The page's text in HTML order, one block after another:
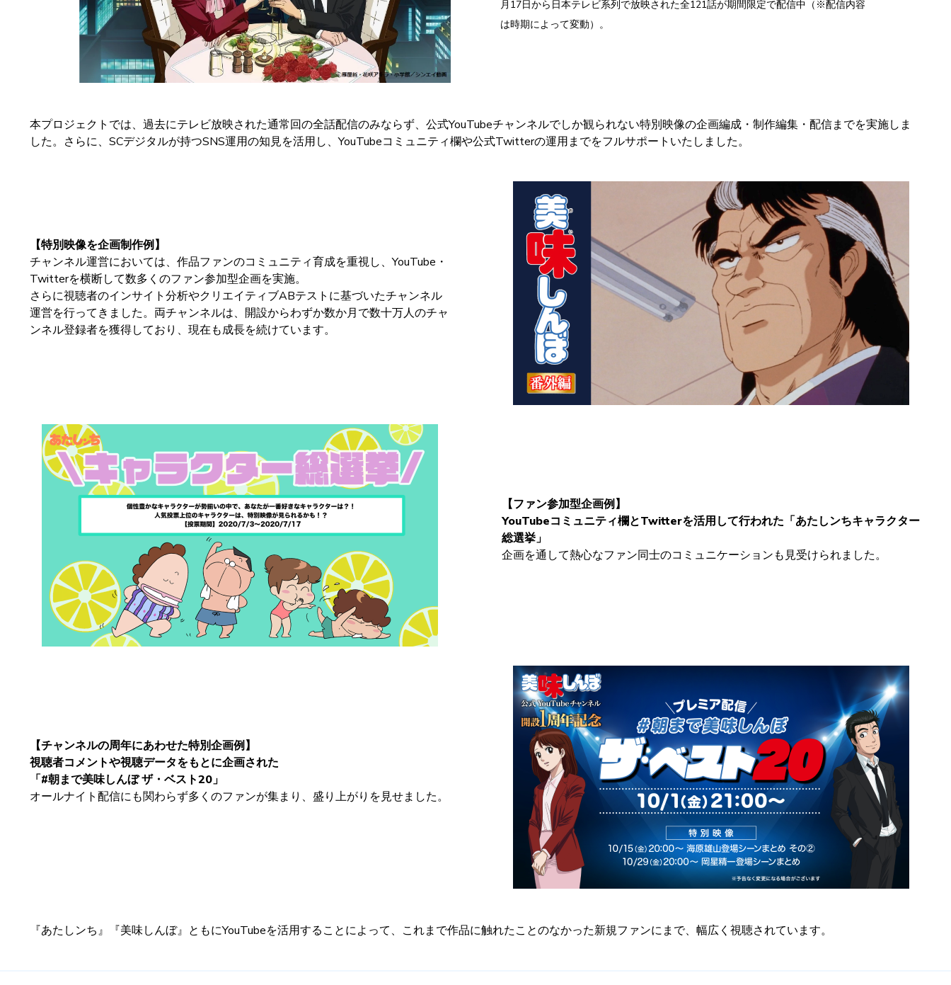
月17日から日本テレビ系列で放映された全121話が期間限定で配信中（※配信内容
は時期によって変動）。
本プロジェクトでは、過去にテレビ放映された通常回の全話配信のみならず、公式YouTubeチャンネルでしか観られない特別映像の企画編成・制作編集・配信までを実施しま
した。さらに、SCデジタルが持つSNS運用の知見を活用し、YouTubeコミュニティ欄や公式Twitterの運用までをフルサポートいたしました。
【特別映像を企画制作例】
チャンネル運営においては、作品ファンのコミュニティ育成を重視し、YouTube・
Twitterを横断して数多くのファン参加型企画を実施。
さらに視聴者のインサイト分析やクリエイティブABテストに基づいたチャンネル
運営を行ってきました。両チャンネルは、開設からわずか数か月で数十万人のチャ
ンネル登録者を獲得しており、現在も成長を続けています。
【ファン参加型企画例】
YouTubeコミュニティ欄とTwitterを活用して行われた「あたしンちキャラクター
総選挙」
企画を通して熱心なファン同士のコミュニケーションも見受けられました。
【チャンネルの周年にあわせた特別企画例】
視聴者コメントや視聴データをもとに企画された
「#朝まで美味しんぼ ザ・ベスト20」
オールナイト配信にも関わらず多くのファンが集まり、盛り上がりを見せました。
『あたしンち』『美味しんぼ』ともにYouTubeを活用することによって、これまで作品に触れたことのなかった新規ファンにまで、幅広く視聴されています。